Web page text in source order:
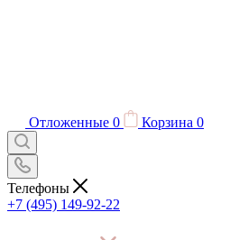
Отложенные 0 Корзина 0
Телефоны
+7 (495) 149-92-22